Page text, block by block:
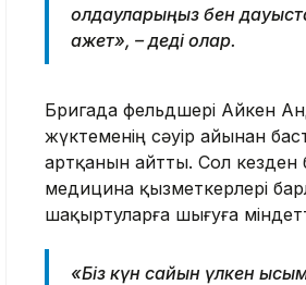
қолдауларыңыз бен
қажет», – деді олар.
Бригада фельдшері Айкен
жүктеменің сәуір айынан
артқанын айтты. Сол кезден
медицина қызметкерлері
шақыртуларға шығуға
«Біз күн сайын үлкен